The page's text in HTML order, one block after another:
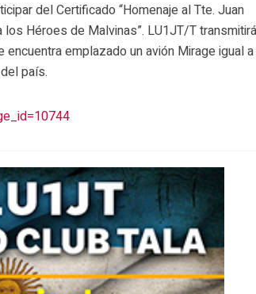
del Certificado “Homenaje al Tte. Juan
los Héroes de Malvinas”. LU1JT/T
emplazado un avión Mirage igual
país.